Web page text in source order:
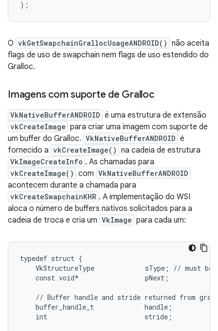
O vkGetSwapchainGrallocUsageANDROID() não aceita
flags de uso de swapchain nem flags de uso estendido do
Gralloc.
Imagens com suporte de Gralloc
VkNativeBufferANDROID é uma estrutura de extensão
vkCreateImage para criar uma imagem com suporte de
um buffer do Gralloc. VkNativeBufferANDROID é
fornecido a vkCreateImage() na cadeia de estrutura
VkImageCreateInfo . As chamadas para
vkCreateImage() com VkNativeBufferANDROID
acontecem durante a chamada para
vkCreateSwapchainKHR . A implementação do WSI
aloca o número de buffers nativos solicitados para a
cadeia de troca e cria um VkImage para cada um:
typedef struct {
VkStructureType             sType; // must
    const void*                 pNext;
// Buffer handle and stride returned from
    buffer_handle_t             handle;
    int                         stride;